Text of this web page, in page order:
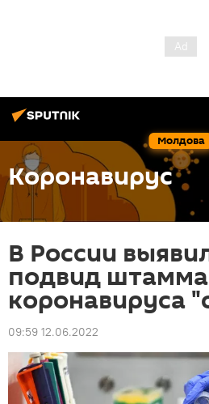
Молдова
Коронавирус
В России
подвид штамма
коронавируса
09:59 12.06.2022